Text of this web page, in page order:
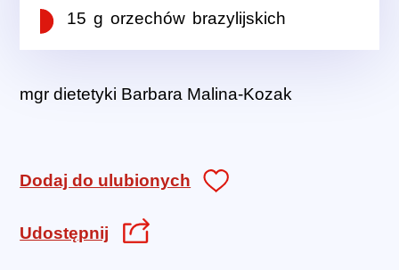
15 g orzechów brazylijskich
mgr dietetyki Barbara Malina-Kozak
Dodaj do ulubionych
Udostępnij